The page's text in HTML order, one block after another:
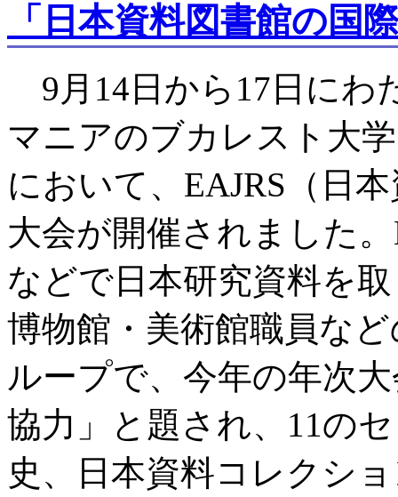
「日本資料図書館の国
9月14日から17日にわ
マニアのブカレスト大
において、EAJRS（日
大会が開催されました
などで日本研究資料を
博物館・美術館職員な
ループで、今年の年次
協力」と題され、11の
史、日本資料コレクシ